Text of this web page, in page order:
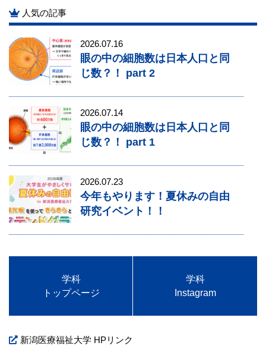
人気の記事
2026.07.16
眼の中の細胞数は日本人口と同
じ数？！ part 2
2026.07.14
眼の中の細胞数は日本人口と同
じ数？！ part 1
2026.07.23
今年もやります！夏休みの自由
研究イベント！！
学科
トップページ
学科
Instagram
新潟医療福祉大学 HPリンク